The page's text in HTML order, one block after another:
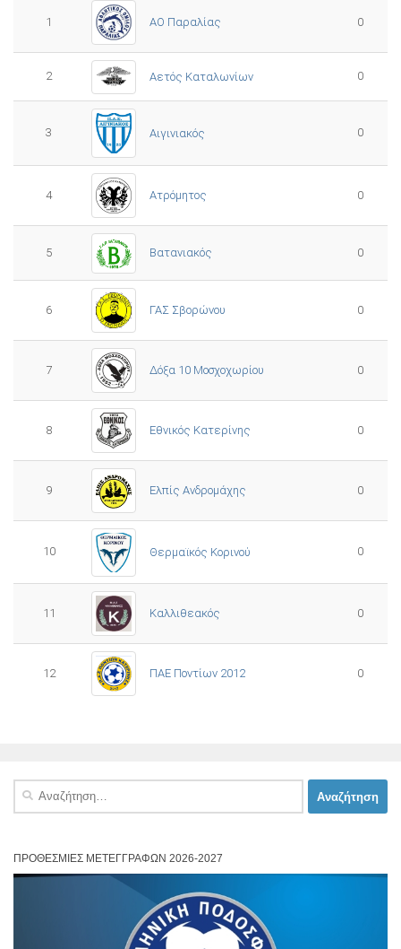
1 ΑΟ Παραλίας 0
2 Αετός Καταλωνίων 0
3 Αιγινιακός 0
4 Ατρόμητος 0
5 Βατανιακός 0
6 ΓΑΣ Σβορώνου 0
7 Δόξα 10 Μοσχοχωρίου 0
8 Εθνικός Κατερίνης 0
9 Ελπίς Ανδρομάχης 0
10 Θερμαϊκός Κορινού 0
11 Καλλιθεακός 0
12 ΠΑΕ Ποντίων 2012 0
Αναζήτηση
ΠΡΟΘΕΣΜΊΕΣ ΜΕΤΕΓΓΡΑΦΏΝ 2026-2027